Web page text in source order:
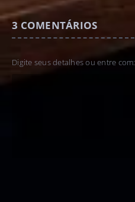
3 COMENTÁRIOS
Digite seus detalhes ou entre com: